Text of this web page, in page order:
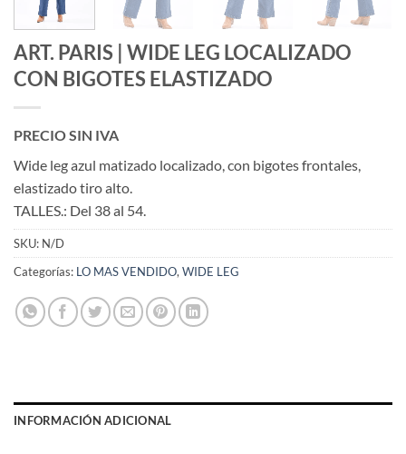
ART. PARIS | WIDE LEG LOCALIZADO
CON BIGOTES ELASTIZADO
PRECIO SIN IVA
Wide leg azul matizado localizado, con bigotes frontales,
elastizado tiro alto.
TALLES.: Del 38 al 54.
SKU: N/D
Categorías: LO MAS VENDIDO,WIDE LEG
INFORMACIÓN ADICIONAL